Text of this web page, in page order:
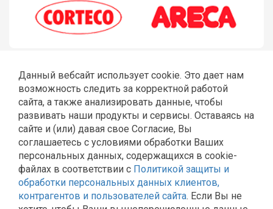
Данный вебсайт использует cookie. Это дает нам
возможность следить за корректной работой
сайта, а также анализировать данные, чтобы
развивать наши продукты и сервисы. Оставаясь на
сайте и (или) давая свое Согласие, Вы
соглашаетесь с условиями обработки Ваших
персональных данных, содержащихся в cookie-
файлах в соответствии с Политикой защиты и
обработки персональных данных клиентов,
контрагентов и пользователей сайта. Если Вы не
ГЛАВНАЯРЕМОНТ JCB ШЛАНГИ РВДСТЕКЛА JCB
КАТАЛОГ КОНТАКТЫ
Политика Общества с ограниченной ответственностью
«Эльторг» в отношении обработки персональных
данных